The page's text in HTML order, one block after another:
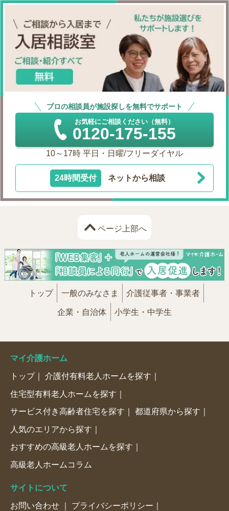
プロの相談員が施設探しを無料でサポート
お気軽にご相談ください（無料）
0120-175-155
10～17時 平日・日曜/フリーダイヤル
24時間受付 ネットから相談
ページ上部へ
トップ 一般のみなさま 介護従事者・事業者
企業・自治体 小学生・中学生
マイ介護ホーム
トップ 介護付有料老人ホームを探す
住宅型有料老人ホームを探す
サービス付き高齢者住宅を探す 都道府県から探す
人気のエリアから探す
おすすめの高級老人ホームを探す
高級老人ホームコラム
サイトについて
お問い合わせ プライバシーポリシー